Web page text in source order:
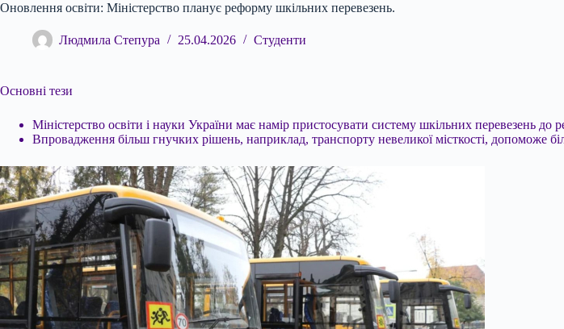
Оновлення освіти: Міністерство планує реформу шкільних перевезень.
Людмила Степура 25.04.2026 Студенти
Основні тези
Міністерство освіти і науки України має намір пристосувати систему шкільних перевезень
Впровадження більш гнучких рішень, наприклад, транспорту невеликої місткості, допоможе